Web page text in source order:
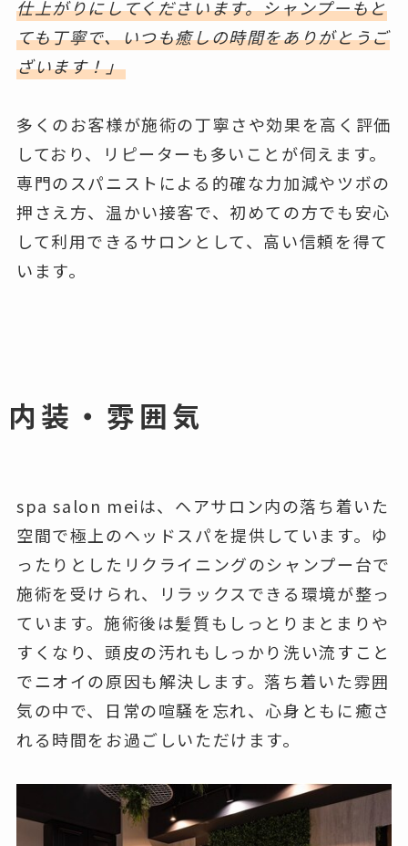
仕上がりにしてくださいます。シャンプーもと
ても丁寧で、いつも癒しの時間をありがとうご
ざいます！」
多くのお客様が施術の丁寧さや効果を高く評価
しており、リピーターも多いことが伺えます。
専門のスパニストによる的確な力加減やツボの
押さえ方、温かい接客で、初めての方でも安心
して利用できるサロンとして、高い信頼を得て
います。
内装・雰囲気
spa salon meiは、ヘアサロン内の落ち着いた
空間で極上のヘッドスパを提供しています。ゆ
ったりとしたリクライニングのシャンプー台で
施術を受けられ、リラックスできる環境が整っ
ています。施術後は髪質もしっとりまとまりや
すくなり、頭皮の汚れもしっかり洗い流すこと
でニオイの原因も解決します。落ち着いた雰囲
気の中で、日常の喧騒を忘れ、心身ともに癒さ
れる時間をお過ごしいただけます。